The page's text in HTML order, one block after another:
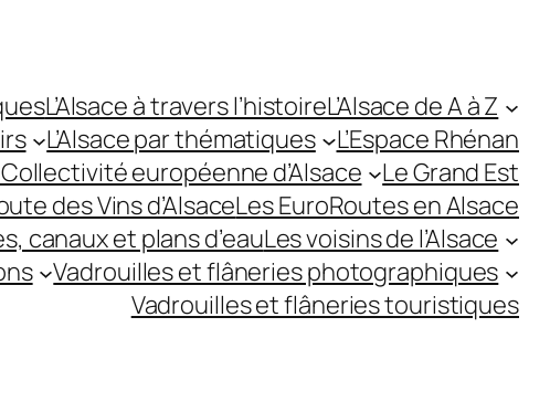
L’Alsace à travers l’histoireL’Alsace de A à Z
L’Alsace par thématiques
L’Espace Rhénan
européenne d’Alsace
Le Grand Est
des Vins d’AlsaceLes EuroRoutes en Alsace
canaux et plans d’eauLes voisins de l’Alsace
Vadrouilles et flâneries photographiques
Vadrouilles et flâneries touristiques